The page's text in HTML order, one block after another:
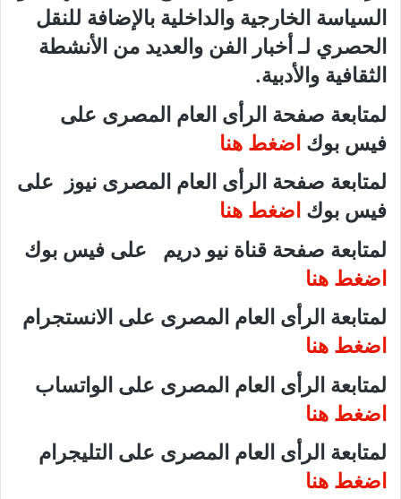
السياسة الخارجية والداخلية بالإضافة للنقل
الحصري لـ أخبار الفن والعديد من الأنشطة
الثقافية والأدبية.
لمتابعة صفحة الرأى العام المصرى على
فيس بوك اضغط هنا
لمتابعة صفحة الرأى العام المصرى نيوز على
فيس بوك اضغط هنا
لمتابعة صفحة قناة نيو دريم على فيس بوك
اضغط هنا
لمتابعة الرأى العام المصرى على الانستجرام
اضغط هنا
لمتابعة الرأى العام المصرى على الواتساب
اضغط هنا
لمتابعة الرأى العام المصرى على التليجرام
اضغط هنا